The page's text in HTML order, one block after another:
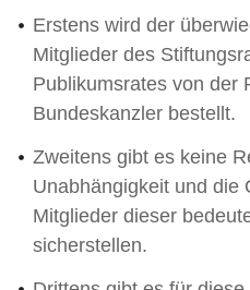
Erstens wird der
Mitglieder des
Publikumsrates von der
Bundeskanzler bestellt.
Zweitens gibt es keine
Unabhängigkeit und die
Mitglieder dieser
sicherstellen.